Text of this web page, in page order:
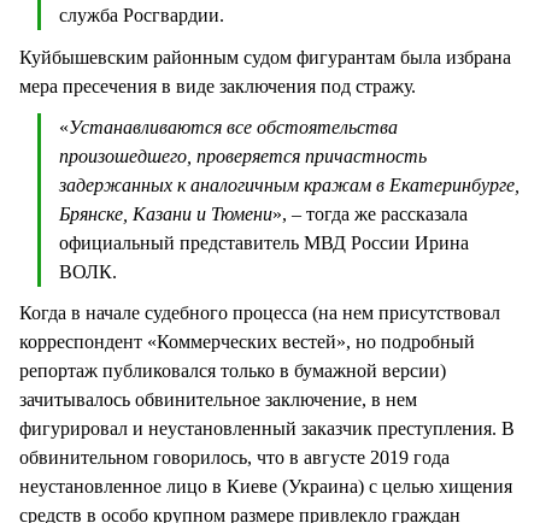
служба Росгвардии.
Куйбышевским районным судом фигурантам была избрана
мера пресечения в виде заключения под стражу.
«Устанавливаются все обстоятельства
произошедшего, проверяется причастность
задержанных к аналогичным кражам в Екатеринбурге,
Брянске, Казани и Тюмени», – тогда же рассказала
официальный представитель МВД России Ирина
ВОЛК.
Когда в начале судебного процесса (на нем присутствовал
корреспондент «Коммерческих вестей», но подробный
репортаж публиковался только в бумажной версии)
зачитывалось обвинительное заключение, в нем
фигурировал и неустановленный заказчик преступления. В
обвинительном говорилось, что в августе 2019 года
неустановленное лицо в Киеве (Украина) с целью хищения
средств в особо крупном размере привлекло граждан